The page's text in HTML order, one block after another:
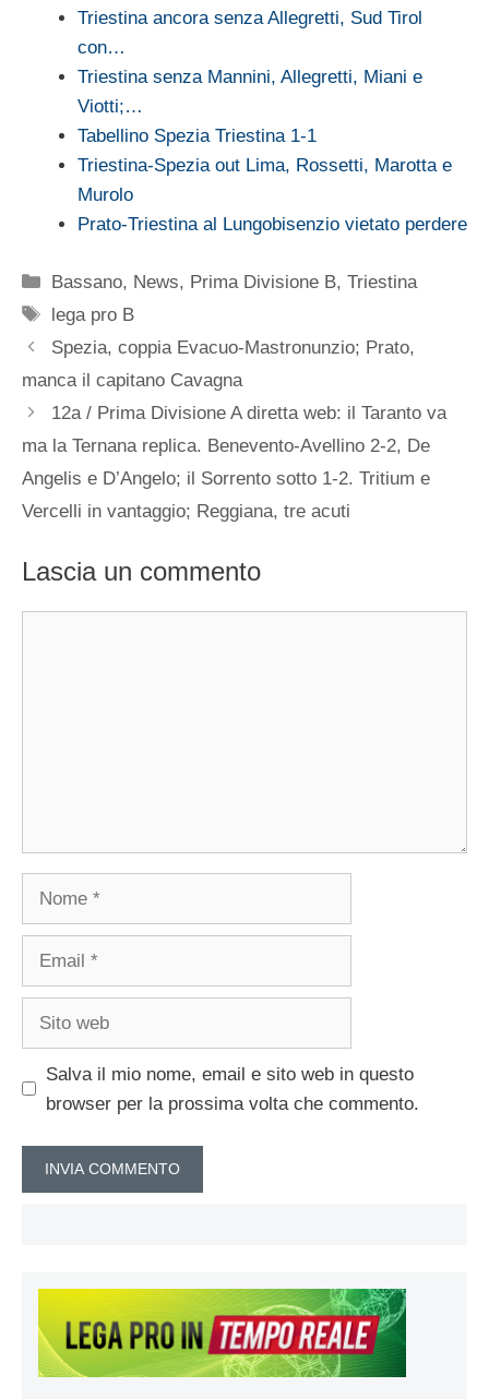
Triestina ancora senza Allegretti, Sud Tirol
con…
Triestina senza Mannini, Allegretti, Miani e
Viotti;…
Tabellino Spezia Triestina 1-1
Triestina-Spezia out Lima, Rossetti, Marotta e
Murolo
Prato-Triestina al Lungobisenzio vietato perdere
Categorie
Bassano, News, Prima Divisione B,Triestina
Tag
lega pro B
Spezia, coppia Evacuo-Mastronunzio; Prato,
manca il capitano Cavagna
12a / Prima Divisione A diretta web: il Taranto va
ma la Ternana replica. Benevento-Avellino 2-2, De
Angelis e D’Angelo; il Sorrento sotto 1-2. Tritium e
Vercelli in vantaggio; Reggiana, tre acuti
Lascia un commento
Nome
Email
Sito
Salva il mio nome, email e sito web in questo
browser per la prossima volta che commento.